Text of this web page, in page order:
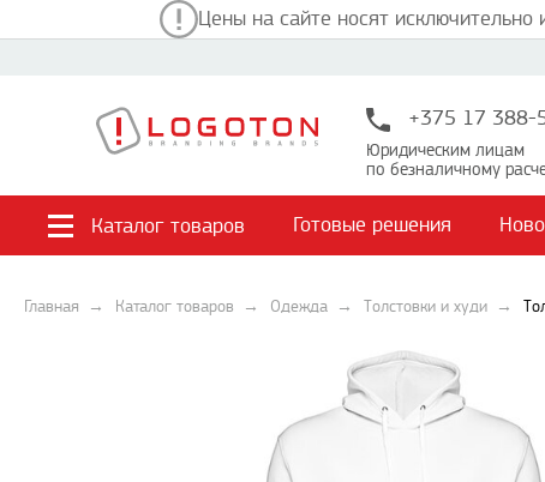
Цены на сайте носят исключительно
+375 17 388-
Юридическим лицам
по безналичному
Каталог товаров Готовые решения
Главная Каталог товаров Одежда Толстовки и худи